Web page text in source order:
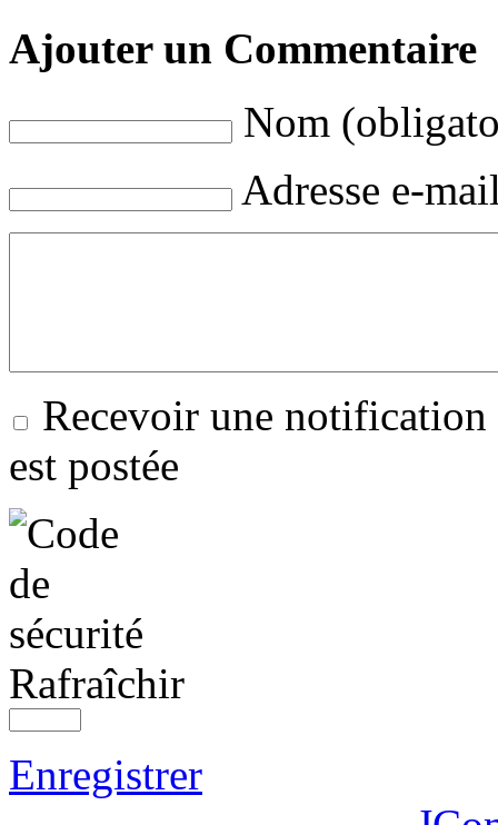
Ajouter un Commentaire
Nom
Adresse e-
Recevoir une notification
est postée
Rafraîchir
Enregistrer